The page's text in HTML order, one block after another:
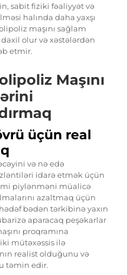
sabit fiziki fəaliyyət və
halında daha yaxşı
maşını sağlam
olur və xəstələrdən
etmir.
Maşını
üçün real
və nə edə
idarə etmək üçün
piylənməni müalicə
azaltmaq üçün
bədən tərkibinə yaxın
aparacaq peşəkarlar
proqramına
mütəxəssis ilə
realist olduğunu və
təmin edir.